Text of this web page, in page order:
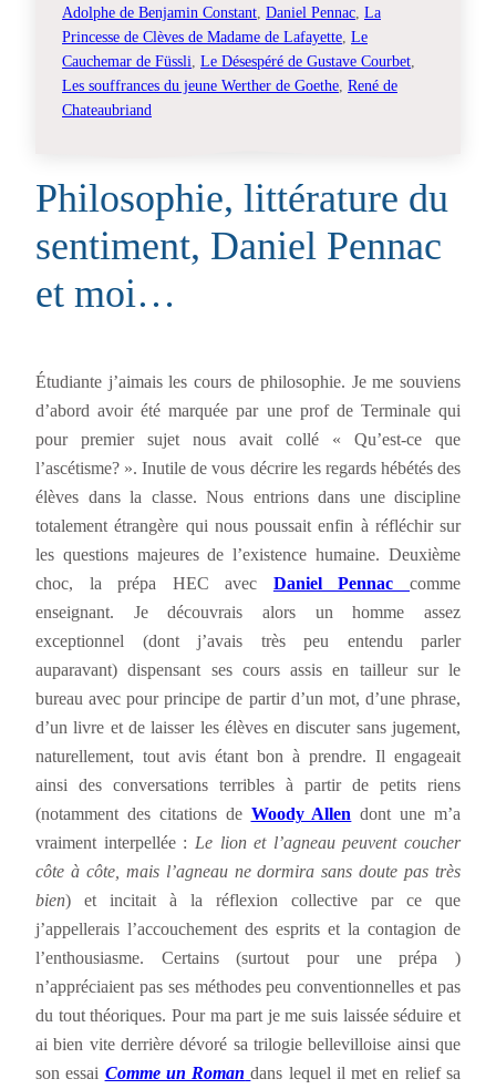
Adolphe de Benjamin Constant Daniel Pennac La
Princesse de Clèves de Madame de Lafayette Le
Cauchemar de Füssli Le Désespéré de Gustave Courbet
Les souffrances du jeune Werther de Goethe René de
Chateaubriand
Philosophie, littérature du
sentiment, Daniel Pennac
et moi…
Étudiante j’aimais les cours de philosophie. Je me souviens
d’abord avoir été marquée par une prof de Terminale qui
pour premier sujet nous avait collé « Qu’est-ce que
l’ascétisme? ». Inutile de vous décrire les regards hébétés des
élèves dans la classe. Nous entrions dans une discipline
totalement étrangère qui nous poussait enfin à réfléchir sur
les questions majeures de l’existence humaine. Deuxième
choc, la prépa HEC avec Daniel Pennaccomme
enseignant. Je découvrais alors un homme assez
exceptionnel (dont j’avais très peu entendu parler
auparavant) dispensant ses cours assis en tailleur sur le
bureau avec pour principe de partir d’un mot, d’une phrase,
d’un livre et de laisser les élèves en discuter sans jugement,
naturellement, tout avis étant bon à prendre. Il engageait
ainsi des conversations terribles à partir de petits riens
(notamment des citations de Woody Allen dont une m’a
vraiment interpellée : Le lion et l’agneau peuvent coucher
côte à côte, mais l’agneau ne dormira sans doute pas très
bien) et incitait à la réflexion collective par ce que
j’appellerais l’accouchement des esprits et la contagion de
l’enthousiasme. Certains (surtout pour une prépa )
n’appréciaient pas ses méthodes peu conventionnelles et pas
du tout théoriques. Pour ma part je me suis laissée séduire et
ai bien vite derrière dévoré sa trilogie bellevilloise ainsi que
son essai Comme un Roman dans lequel il met en relief sa